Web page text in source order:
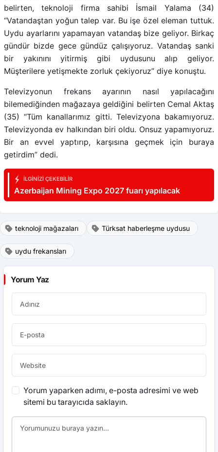
belirten, teknoloji firma sahibi İsmail Yalama (34)
“Vatandaştan yoğun talep var. Bu işe özel eleman tuttuk.
Uydu ayarlarını yapamayan vatandaş bize geliyor. Birkaç
gündür bizde gece gündüz çalışıyoruz. Vatandaş sanki
bir yakınını yitirmiş gibi uydusunu alıp geliyor.
Müşterilere yetişmekte zorluk çekiyoruz” diye konuştu.
Televizyonun frekans ayarının nasıl yapılacağını
bilemediğinden mağazaya geldiğini belirten Cemal Aktaş
(35) “Tüm kanallarımız gitti. Televizyona bakamıyoruz.
Televizyonda ev halkından biri oldu. Onsuz yapamıyoruz.
Bir an evvel yaptırıp, karşısına geçmek için buraya
getirdim” dedi.
İLGINIZI ÇEKEBILIR
Azerbaijan Mining Expo 2027 fuarı yapılacak
teknoloji mağazaları Türksat haberleşme uydusu
uydu frekansları
Yorum Yaz
Yorum yaparken adımı, e-posta adresimi ve web
sitemi bu tarayıcıda saklayın.